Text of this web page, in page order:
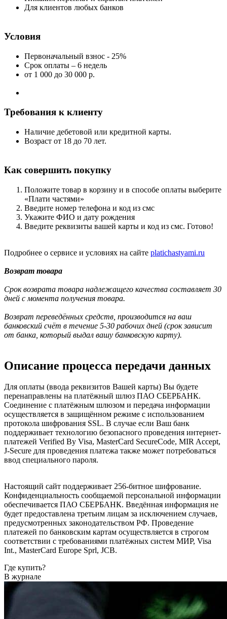
Для клиентов любых банков
Условия
Первоначальный взнос - 25%
Срок оплаты – 6 недель
от 1 000 до 30 000 р.
Требования к клиенту
Наличие дебетовой или кредитной карты.
Возраст от 18 до 70 лет.
Как совершить покупку
Положите товар в корзину и в способе оплаты выберите
«Плати частями»
Введите номер телефона и код из смс
Укажите ФИО и дату рождения
Введите реквизиты вашей карты и код из смс. Готово!
Подробнее о сервисе и условиях на сайте platichastyami.ru
Возврат товара
Срок возврата товара надлежащего качества составляет 30
дней с момента получения товара.
Возврат переведённых средств, производится на ваш
банковский счёт в течение 5-30 рабочих дней (срок зависит
от банка, который выдал вашу банковскую карту).
Описание процесса передачи данных
Для оплаты (ввода реквизитов Вашей карты) Вы будете
перенаправлены на платёжный шлюз ПАО СБЕРБАНК.
Соединение с платёжным шлюзом и передача информации
осуществляется в защищённом режиме с использованием
протокола шифрования SSL. В случае если Ваш банк
поддерживает технологию безопасного проведения интернет-
платежей Verified By Visa, MasterCard SecureCode, MIR Accept,
J-Secure для проведения платежа также может потребоваться
ввод специального пароля.
Настоящий сайт поддерживает 256-битное шифрование.
Конфиденциальность сообщаемой персональной информации
обеспечивается ПАО СБЕРБАНК. Введённая информация не
будет предоставлена третьим лицам за исключением случаев,
предусмотренных законодательством РФ. Проведение
платежей по банковским картам осуществляется в строгом
соответствии с требованиями платёжных систем МИР, Visa
Int., MasterCard Europe Sprl, JCB.
Где купить?
В журнале